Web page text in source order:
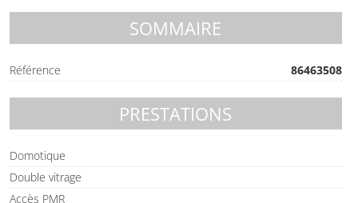
SOMMAIRE
Référence 86463508
PRESTATIONS
Domotique
Double vitrage
Accès PMR